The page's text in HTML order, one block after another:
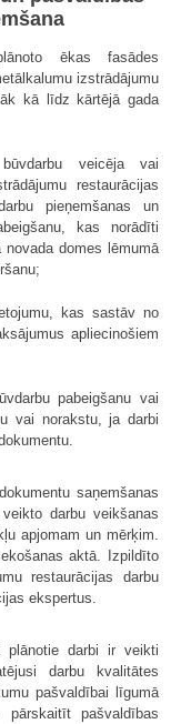
ēkas fasādes
izstrādājumu
kā līdz kārtējā gada
veicēja vai
restaurācijas
pieņemšanas un
kas norādīti
domes lēmumā
kas sastāv no
apliecinošiem
pabeigšanu vai
vai norakstu, ja darbi
saņemšanas
darbu veikšanas
apjomam un mērķim.
aktā. Izpildīto
restaurācijas darbu
ekspertus.
plānotie darbi ir veikti
darbu kvalitātes
pašvaldībai līgumā
pārskaitīt pašvaldības